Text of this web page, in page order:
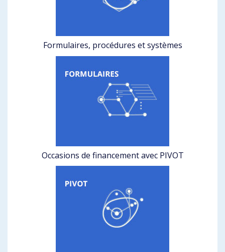
Formulaires, procédures et systèmes
Occasions de financement avec PIVOT